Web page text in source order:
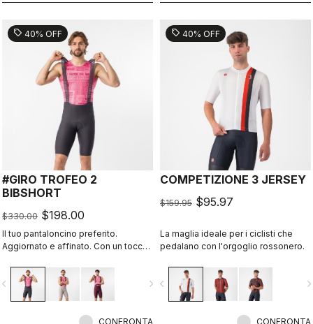
sell 40% OFF
#GIRO TROFEO 2
BIBSHORT
$330.00 $198.00
Il tuo pantaloncino preferito.
Aggiornato e affinato. Con un tocco
navigate_next
CONFRONTA
sell 40% OFF
COMPETIZIONE 3 JERSEY
$159.95 $95.97
La maglia ideale per i ciclisti che
pedalano con l'orgoglio rossonero.
navigate_before
CONFRONTA